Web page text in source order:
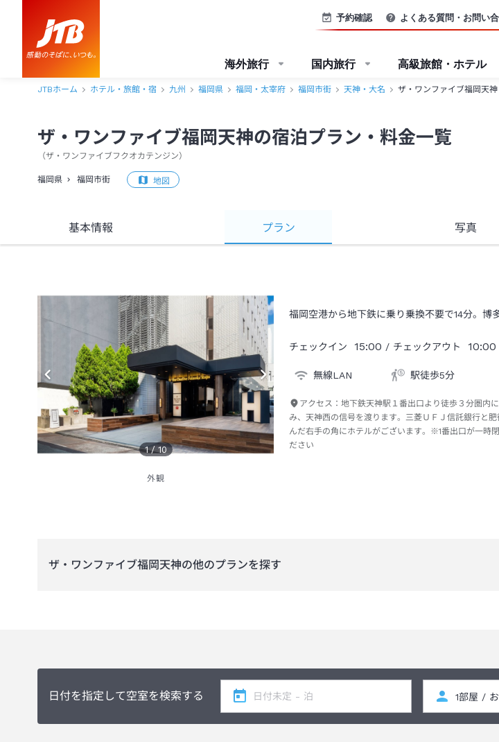
予約確認 よくある質問・お問い
海外旅行 国内旅行 高級旅館・ホテル
JTBホーム ホテル・旅館・宿 九州 福岡県 福岡・太宰府 福岡市街 天神・大名 ザ・ワンファイブ福岡天神
ザ・ワンファイブ福岡天神の宿泊プラン・料金一覧
（ザ・ワンファイブフクオカテンジン）
福岡県 福岡市街 地図
基本情報 プラン 写真
1 / 10
外観
福岡空港から地下鉄に乗り乗換不要で14分。博
チェックイン 15:00 / チェックアウト 10:00
無線LAN 駅徒歩5分
アクセス：地下鉄天神駅１番出口より徒歩３分圏内
み、天神西の信号を渡ります。三菱ＵＦＪ信託銀行と
んだ右手の角にホテルがございます。※1番出口が一時
ださい
ザ・ワンファイブ福岡天神の他のプランを探す
日付を指定して空室を検索する